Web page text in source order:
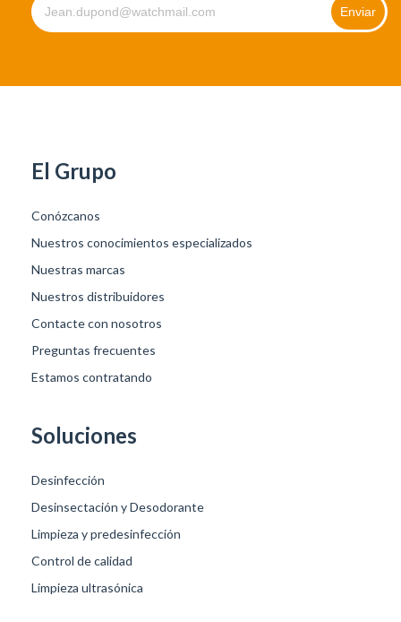
El Grupo
Conózcanos
Nuestros conocimientos especializados
Nuestras marcas
Nuestros distribuidores
Contacte con nosotros
Preguntas frecuentes
Estamos contratando
Soluciones
Desinfección
Desinsectación y Desodorante
Limpieza y predesinfección
Control de calidad
Limpieza ultrasónica